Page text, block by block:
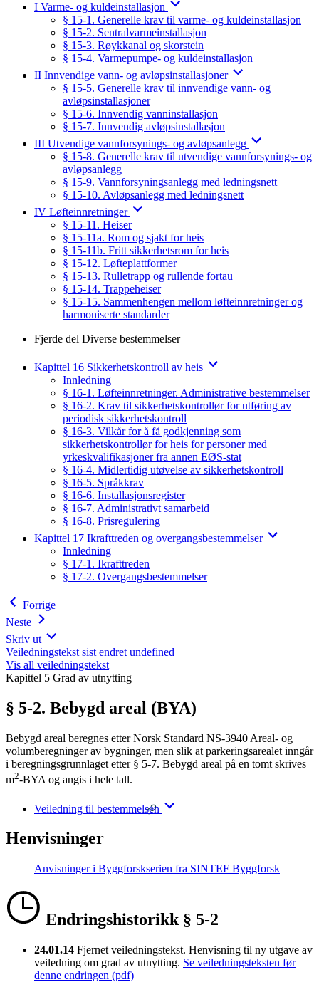
I Varme- og kuldeinstallasjon
§ 15-1. Generelle krav til varme- og kuldeinstallasjon
§ 15-2. Sentralvarmeinstallasjon
§ 15-3. Røykkanal og skorstein
§ 15-4. Varmepumpe- og kuldeinstallasjon
II Innvendige vann- og avløpsinstallasjoner
§ 15-5. Generelle krav til innvendige vann- og
avløpsinstallasjoner
§ 15-6. Innvendig vanninstallasjon
§ 15-7. Innvendig avløpsinstallasjon
III Utvendige vannforsynings- og avløpsanlegg
§ 15-8. Generelle krav til utvendige vannforsynings- og
avløpsanlegg
§ 15-9. Vannforsyningsanlegg med ledningsnett
§ 15-10. Avløpsanlegg med ledningsnett
IV Løfteinnretninger
§ 15-11. Heiser
§ 15-11a. Rom og sjakt for heis
§ 15-11b. Fritt sikkerhetsrom for heis
§ 15-12. Løfteplattformer
§ 15-13. Rulletrapp og rullende fortau
§ 15-14. Trappeheiser
§ 15-15. Sammenhengen mellom løfteinnretninger og
harmoniserte standarder
Fjerde del Diverse bestemmelser
Kapittel 16 Sikkerhetskontroll av heis
Innledning
§ 16-1. Løfteinnretninger. Administrative bestemmelser
§ 16-2. Krav til sikkerhetskontrollør for utføring av
periodisk sikkerhetskontroll
§ 16-3. Vilkår for å få godkjenning som
sikkerhetskontrollør for heis for personer med
yrkeskvalifikasjoner fra annen EØS-stat
§ 16-4. Midlertidig utøvelse av sikkerhetskontroll
§ 16-5. Språkkrav
§ 16-6. Installasjonsregister
§ 16-7. Administrativt samarbeid
§ 16-8. Prisregulering
Kapittel 17 Ikrafttreden og overgangsbestemmelser
Innledning
§ 17-1. Ikrafttreden
§ 17-2. Overgangsbestemmelser
Forrige
Neste
Skriv ut
Veiledningstekst sist endret undefined
Vis all veiledningstekst
Kapittel 5 Grad av utnytting
§ 5-2. Bebygd areal (BYA)
Bebygd areal beregnes etter Norsk Standard NS-3940 Areal- og
volumberegninger av bygninger, men slik at parkeringsarealet inngår
i beregningsgrunnlaget etter § 5-7. Bebygd areal på en tomt skrives
m2-BYA og angis i hele tall.
Veiledning til bestemmelsen
Henvisninger
Anvisninger i Byggforskserien fra SINTEF Byggforsk
Endringshistorikk § 5-2
24.01.14 Fjernet veiledningstekst. Henvisning til ny utgave av
veiledning om grad av utnytting. Se veiledningsteksten før
denne endringen (pdf)